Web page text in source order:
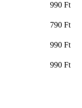
990 Ft
790 Ft
990 Ft
990 Ft